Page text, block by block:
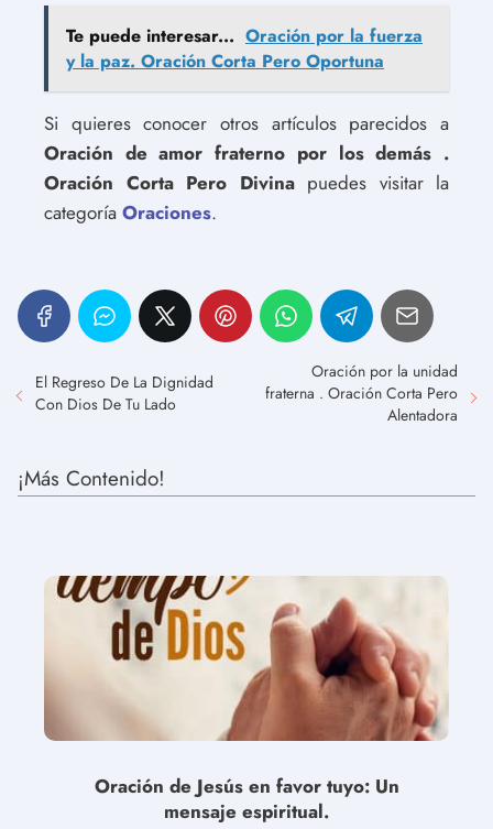
Te puede interesar... Oración por la fuerza
y ​​la paz. Oración Corta Pero Oportuna
Si quieres conocer otros artículos parecidos a
Oración de amor fraterno por los demás .
Oración Corta Pero Divinapuedes visitar la
categoría Oraciones.
El Regreso De La Dignidad
Con Dios De Tu Lado
Oración por la unidad
fraterna . Oración Corta Pero
Alentadora
¡Más Contenido!
Oración de Jesús en favor tuyo: Un
mensaje espiritual.